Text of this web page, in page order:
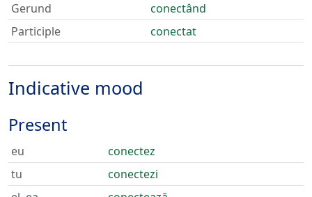
Gerund
conectând
Participle
conectat
Indicative mood
Present
eu
conectez
tu
conectezi